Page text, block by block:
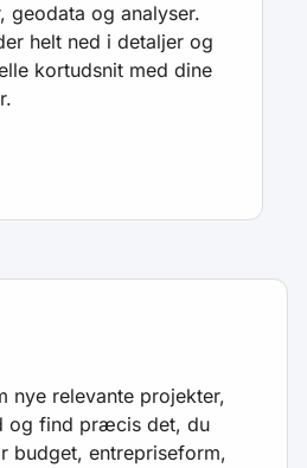
geodata og analyser.
helt ned i detaljer og
kortudsnit med dine
nye relevante projekter,
og find præcis det, du
budget, entrepriseform,